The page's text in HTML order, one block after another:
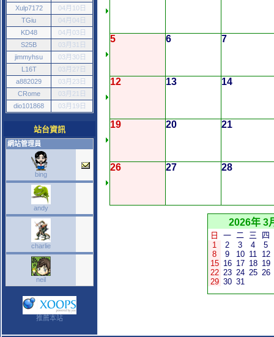
Xulp7172
04月10日
TGiu
04月04日
KD48
04月03日
S25B
03月31日
jimmyhsu
03月30日
L16T
03月27日
a882029
03月23日
CRome
03月21日
dio101868
03月19日
站台資訊
網站管理員
bing
andy
charlie
neil
推薦本站
5 6 7
12 13 14
19 20 21
26 27 28
2026年 3
日 一 二 三
四
1
2 3 4
5
8
9 10 11 12
15 16 17 18 19
22 23 24 25 26
29 30 31